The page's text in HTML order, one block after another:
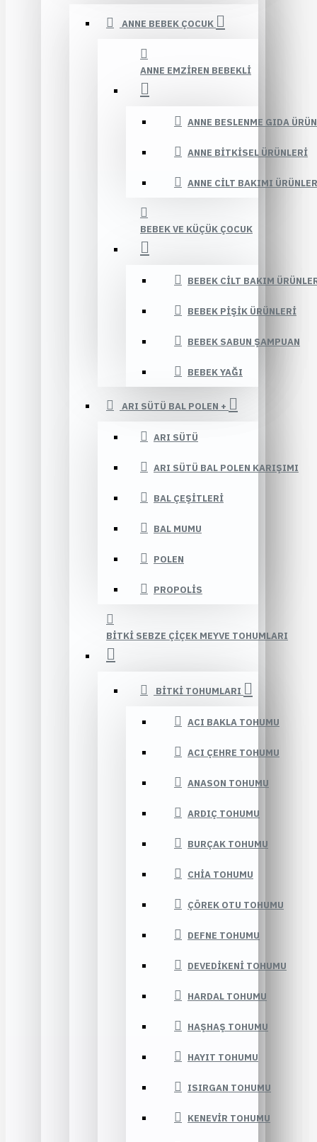
ANNE BEBEK ÇOCUK
ANNE EMZIREN BEBEKLI
ANNE BESLENME GIDA
ANNE BITKISEL ÜRÜNLERI
ANNE CILT BAKIMI
BEBEK VE KÜÇÜK ÇOCUK
BEBEK CILT BAKIM
BEBEK PIŞIK ÜRÜNLERI
BEBEK SABUN ŞAMPUAN
BEBEK YAĞI
ARI SÜTÜ BAL POLEN +
ARI SÜTÜ
ARI SÜTÜ BAL POLEN KARIŞIMI
BAL ÇEŞITLERI
BAL MUMU
POLEN
PROPOLIS
BITKI SEBZE ÇIÇEK MEYVE TOHUMLARI
BITKI TOHUMLARI
ACI BAKLA TOHUMU
ACI ÇEHRE TOHUMU
ANASON TOHUMU
ARDIÇ TOHUMU
BURÇAK TOHUMU
CHIA TOHUMU
ÇÖREK OTU TOHUMU
DEFNE TOHUMU
DEVEDIKENI TOHUMU
HARDAL TOHUMU
HAŞHAŞ TOHUMU
HAYIT TOHUMU
ISIRGAN TOHUMU
KENEVIR TOHUMU